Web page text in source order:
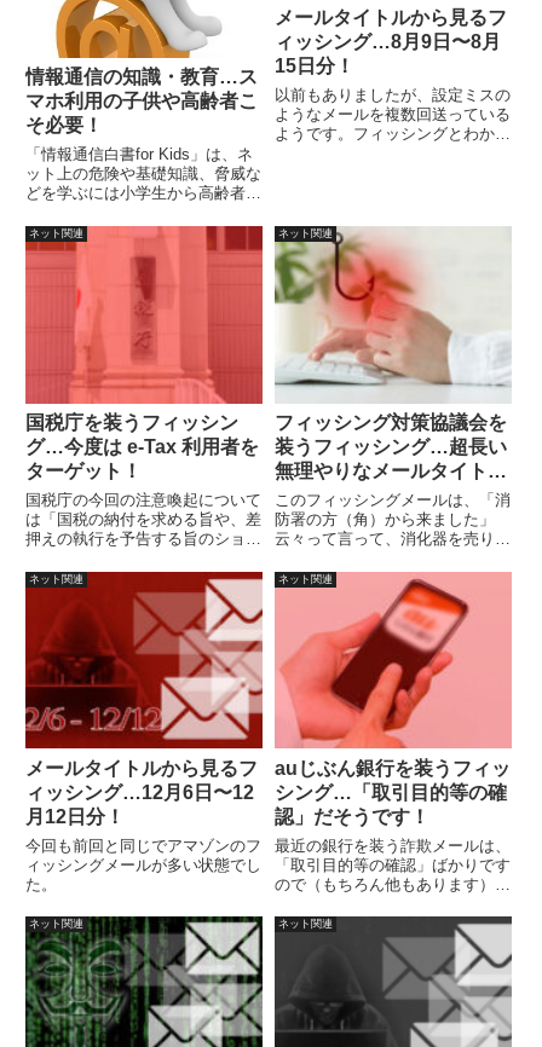
情報通信の知識・教育…ス
マホ利用の子供や高齢者こ
そ必要！
「情報通信白書for Kids」は、ネ
ット上の危険や基礎知識、脅威な
どを学ぶには小学生から高齢者ま
の知識に不安な人にも、わかりや
すい内容になっています。理解度
メールタイトルから見るフ
ィッシング…8月9日〜8月
15日分！
以前もありましたが、設定ミスの
ようなメールを複数回送っている
ようです。フィッシングとわかり
ネット関連
国税庁を装うフィッシン
グ…今度は e-Tax 利用者を
ターゲット！
国税庁の今回の注意喚起について
は「国税の納付を求める旨や、差
押えの執行を予告する旨のショー
おりません。」との記載がありま
ネット関連
フィッシング対策協議会を
装うフィッシング…超長い
無理やりなメールタイト
ル！
このフィッシングメールは、「消
防署の方（角）から来ました」
云々って言って、消化器を売りつ
た。
ネット関連
メールタイトルから見るフ
ィッシング…12月6日〜12
月12日分！
今回も前回と同じでアマゾンのフ
ィッシングメールが多い状態でし
た。
ネット関連
auじぶん銀行を装うフィッ
シング…「取引目的等の確
認」だそうです！
最近の銀行を装う詐欺メールは、
「取引目的等の確認」ばかりです
ので（もちろん他もあります）、
と思って対処しましょう。
ネット関連 ネット関連